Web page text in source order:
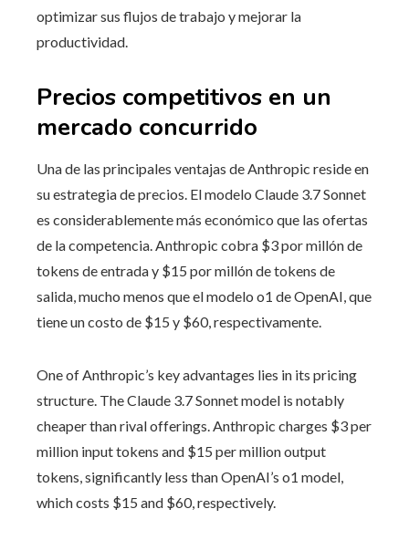
optimizar sus flujos de trabajo y mejorar la
productividad.
Precios competitivos en un
mercado concurrido
Una de las principales ventajas de Anthropic reside en
su estrategia de precios. El modelo Claude 3.7 Sonnet
es considerablemente más económico que las ofertas
de la competencia. Anthropic cobra $3 por millón de
tokens de entrada y $15 por millón de tokens de
salida, mucho menos que el modelo o1 de OpenAI, que
tiene un costo de $15 y $60, respectivamente.
One of Anthropic’s key advantages lies in its pricing
structure. The Claude 3.7 Sonnet model is notably
cheaper than rival offerings. Anthropic charges $3 per
million input tokens and $15 per million output
tokens, significantly less than OpenAI’s o1 model,
which costs $15 and $60, respectively.